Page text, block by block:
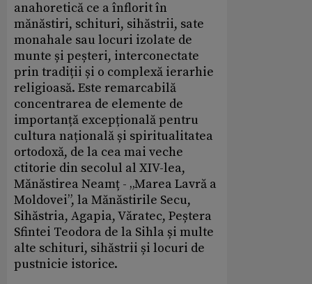
anahoretică ce a înflorit în
mănăstiri, schituri, sihăstrii, sate
monahale sau locuri izolate de
munte și peșteri, interconectate
prin tradiții și o complexă ierarhie
religioasă. Este remarcabilă
concentrarea de elemente de
importanță excepțională pentru
cultura națională și spiritualitatea
ortodoxă, de la cea mai veche
ctitorie din secolul al XIV-lea,
Mănăstirea Neamț - „Marea Lavră a
Moldovei”, la Mănăstirile Secu,
Sihăstria, Agapia, Văratec, Peștera
Sfintei Teodora de la Sihla și multe
alte schituri, sihăstrii și locuri de
pustnicie istorice.